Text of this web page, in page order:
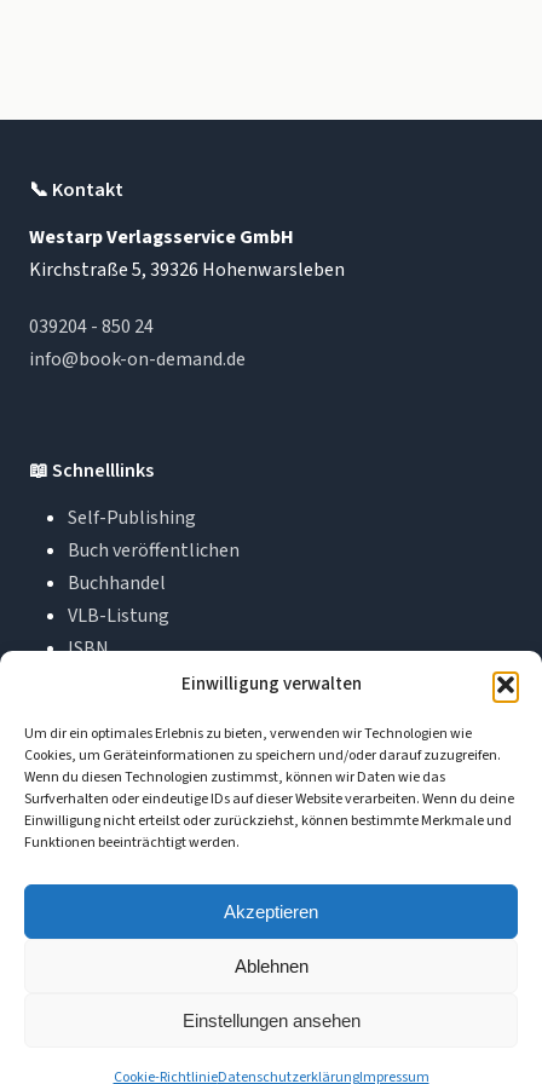
Einwilligung verwalten
Um dir ein optimales Erlebnis zu bieten, verwenden wir Technologien wie
Cookies, um Geräteinformationen zu speichern und/oder darauf zuzugreifen.
Wenn du diesen Technologien zustimmst, können wir Daten wie das
Surfverhalten oder eindeutige IDs auf dieser Website verarbeiten. Wenn du deine
Einwilligung nicht erteilst oder zurückziehst, können bestimmte Merkmale und
Funktionen beeinträchtigt werden.
Akzeptieren
Ablehnen
Einstellungen ansehen
Cookie-RichtlinieDatenschutzerklärungImpressum
📞 Kontakt
Westarp Verlagsservice GmbH
Kirchstraße 5, 39326 Hohenwarsleben
039204 - 850 24
info@book-on-demand.de
📖Schnelllinks
Self-Publishing
Buch veröffentlichen
Buchhandel
VLB-Listung
ISBN
Buchkalkulator
Über uns
Kontakt
Ihr persönlicher Buchverlag aus Hohenwarsleben.
Seit über 45 Jahren begleiten wir Autoren auf dem Weg
Ihr Buch. Persönlich betreut.